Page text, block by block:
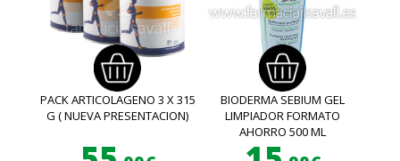
PACK ARTICOLAGENO 3 X 315
G ( NUEVA PRESENTACION)
BIODERMA SEBIUM GEL
LIMPIADOR FORMATO
AHORRO 500 ML